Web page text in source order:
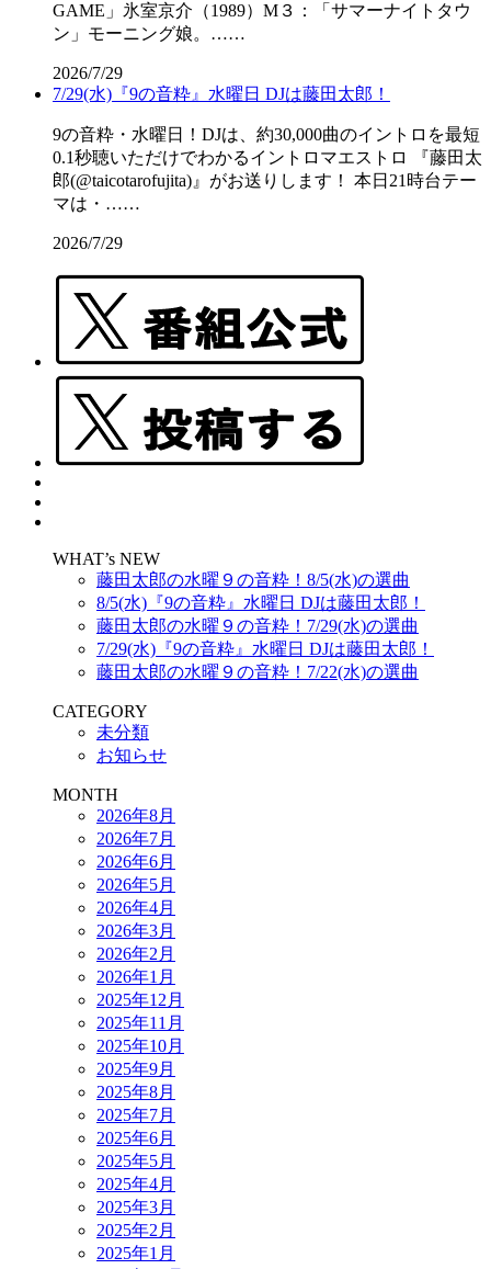
GAME」氷室京介（1989）M３：「サマーナイトタウ
ン」モーニング娘。……
2026/7/29
7/29(水)『9の音粋』水曜日 DJは藤田太郎！
9の音粋・水曜日！DJは、約30,000曲のイントロを最短
0.1秒聴いただけでわかるイントロマエストロ 『藤田太
郎(@taicotarofujita)』がお送りします！ 本日21時台テー
マは・……
2026/7/29
WHAT’s NEW
藤田太郎の水曜９の音粋！8/5(水)の選曲
8/5(水)『9の音粋』水曜日 DJは藤田太郎！
藤田太郎の水曜９の音粋！7/29(水)の選曲
7/29(水)『9の音粋』水曜日 DJは藤田太郎！
藤田太郎の水曜９の音粋！7/22(水)の選曲
CATEGORY
未分類
お知らせ
MONTH
2026年8月
2026年7月
2026年6月
2026年5月
2026年4月
2026年3月
2026年2月
2026年1月
2025年12月
2025年11月
2025年10月
2025年9月
2025年8月
2025年7月
2025年6月
2025年5月
2025年4月
2025年3月
2025年2月
2025年1月